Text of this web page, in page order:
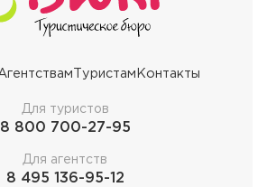
Туристам Контакты
Для туристов
8 800 700-27-95
Для агентств
8 495 136-95-12